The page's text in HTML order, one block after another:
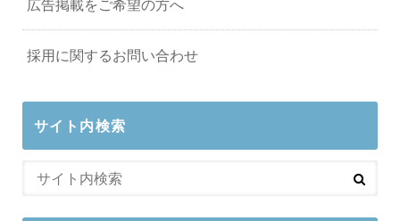
広告掲載をご希望の方へ
採用に関するお問い合わせ
サイト内検索